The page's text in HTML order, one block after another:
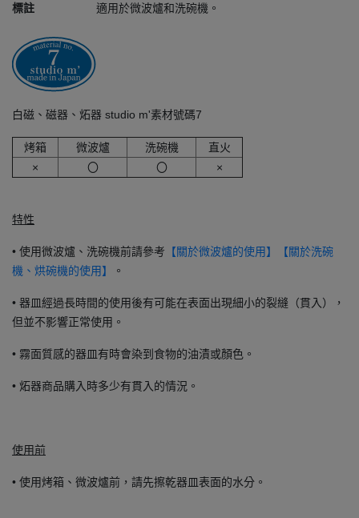
標註
適用於微波爐和洗碗機。
白磁、磁器、炻器 studio m'素材號碼7
烤箱 微波爐 洗碗機
直火
×
〇 〇 ×
特性
• 使用微波爐、洗碗機前請參考 【關於微波爐的使用】
【關於洗碗
機、烘碗機的使用】
。
• 器皿經過長時間的使用後有可能在表面出現細小的裂縫（貫入），
但並不影響正常使用。
• 霧面質感的器皿有時會染到食物的油漬或顏色。
• 炻器商品購入時多少有貫入的情況。
使用前
• 使用烤箱、微波爐前，請先擦乾器皿表面的水分。